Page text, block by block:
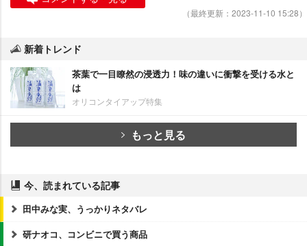
（最終更新：2023-11-10 15:28）
新着トレンド
茶葉で一目瞭然の浸透力！味の違いに衝撃を受ける水と
は
オリコンタイアップ特集
もっと見る
今、読まれている記事
田中みな実、うっかりネタバレ
研ナオコ、コンビニで買う商品